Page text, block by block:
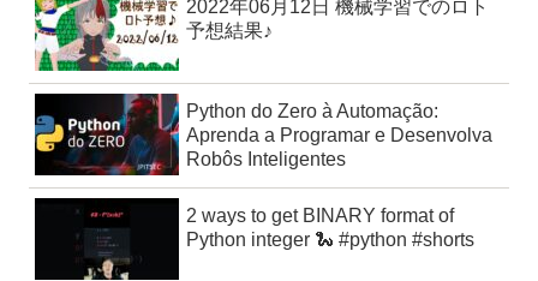
2022年06月12日 機械学習でのロト
予想結果♪
Python do Zero à Automação:
Aprenda a Programar e Desenvolva
Robôs Inteligentes
2 ways to get BINARY format of
Python integer 🐍 #python #shorts